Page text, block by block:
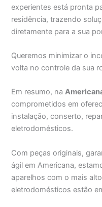
experientes está pronta
residência, trazendo
diretamente para a sua
Queremos minimizar o
volta no controle da sua
Em resumo, na
comprometidos em
instalação, conserto,
eletrodomésticos.
Com peças originais,
ágil em Americana,
aparelhos com o mais
eletrodomésticos estão